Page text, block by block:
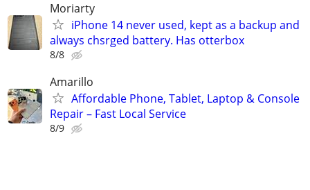
Moriarty
iPhone 14 never used, kept as a backup and
always chsrged battery. Has otterbox
8/8
Amarillo
Affordable Phone, Tablet, Laptop & Console
Repair – Fast Local Service
8/9